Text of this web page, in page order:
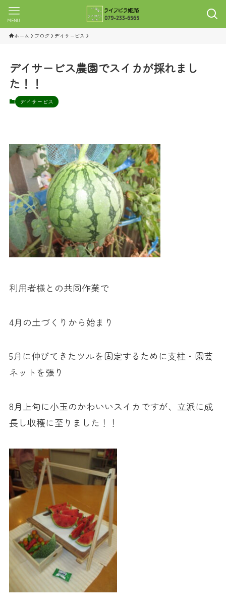
MENU
ホーム ブログ デイサービス
デイサービス農園でスイカが採れまし
た！！
デイサービス
利用者様との共同作業で
4月の土づくりから始まり
5月に伸びてきたツルを固定するために支柱・園芸
ネットを張り
8月上旬に小玉のかわいいスイカですが、立派に成
長し収穫に至りました！！